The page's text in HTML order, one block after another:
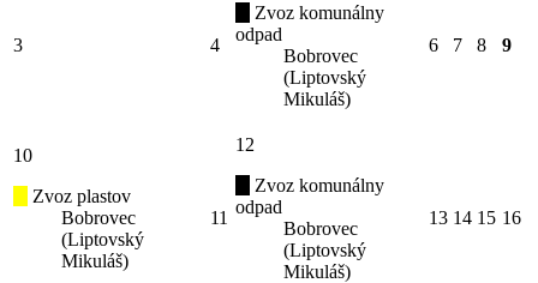
3 4
Zvoz komunálny
odpad
Bobrovec
(Liptovský
Mikuláš)
6 7 8 9
10
Zvoz plastov
Bobrovec
(Liptovský
Mikuláš)
11
12
Zvoz komunálny
odpad
Bobrovec
(Liptovský
Mikuláš)
13 14 15 16